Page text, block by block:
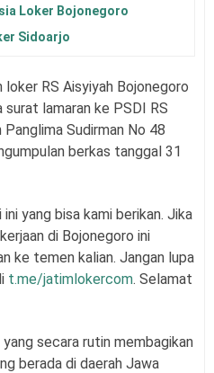
Loker Bojonegoro
Sidoarjo
RS Aisyiyah Bojonegoro
lamaran ke PSDI RS
Sudirman No 48
berkas tanggal 31
yang bisa kami berikan. Jika
di Bojonegoro ini
ke temen kalian. Jangan lupa
t.me/jatimlokercom. Selamat
secara rutin membagikan
berada di daerah Jawa